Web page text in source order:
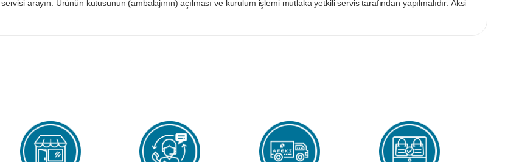
arayın. Ürünün kutusunun (ambalajının) açılması ve kurulum işlemi mutlaka yetkili servis tarafından yapılmalıdır. Aksi